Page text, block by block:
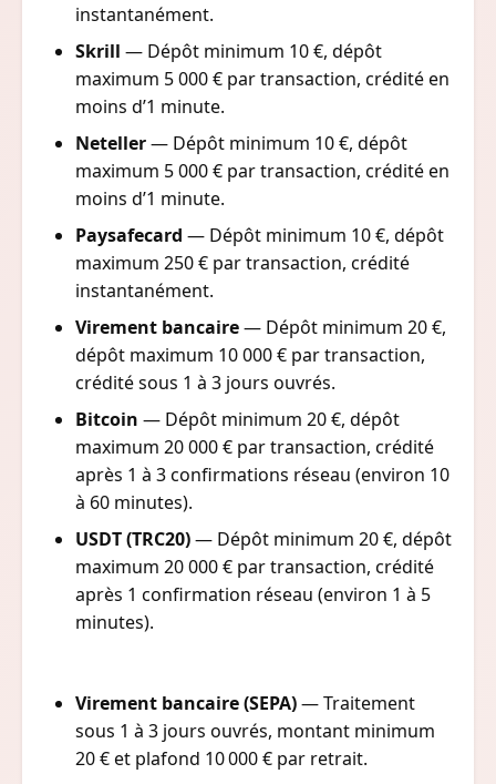
instantanément.
Skrill — Dépôt minimum 10 €, dépôt
maximum 5 000 € par transaction, crédité en
moins d’1 minute.
Neteller— Dépôt minimum 10 €, dépôt
maximum 5 000 € par transaction, crédité en
moins d’1 minute.
Paysafecard — Dépôt minimum 10 €, dépôt
maximum 250 € par transaction, crédité
instantanément.
Virement bancaire— Dépôt minimum 20 €,
dépôt maximum 10 000 € par transaction,
crédité sous 1 à 3 jours ouvrés.
Bitcoin — Dépôt minimum 20 €, dépôt
maximum 20 000 € par transaction, crédité
après 1 à 3 confirmations réseau (environ 10
à 60 minutes).
USDT (TRC20)— Dépôt minimum 20 €, dépôt
maximum 20 000 € par transaction, crédité
après 1 confirmation réseau (environ 1 à 5
minutes).
Virement bancaire (SEPA)— Traitement
sous 1 à 3 jours ouvrés, montant minimum
20 € et plafond 10 000 € par retrait.